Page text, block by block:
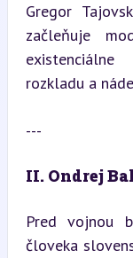
Gregor
začleňuje
rozkladu a
---
II. Ondrej
Pred vojnou
človeka